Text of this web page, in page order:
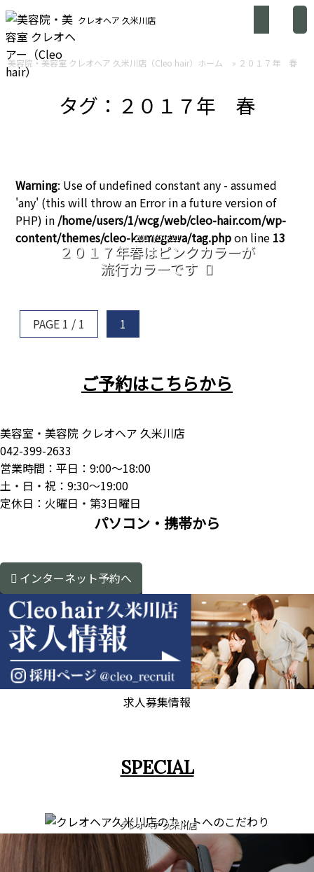
クレオヘア 久米川店
美容院・美容室 クレオヘア 久米川店（Cleo hair）ホーム » ２０１７年 春
タグ：２０１７年 春
Warning: Use of undefined constant any - assumed
'any' (this will throw an Error in a future version of
PHP) in /home/users/1/wcg/web/cleo-hair.com/wp-
content/themes/cleo-kumegawa/tag.phpon line 13
2017/01/21
２０１７年春はピンクカラーが
流行カラーです
PAGE 1 / 1 1
ご予約はこちらから
美容室・美容院 クレオヘア 久米川店
042-399-2633
営業時間：平日：9:00～18:00
土・日・祝：9:30～19:00
定休日：火曜日・第3日曜日
パソコン・携帯から
インターネット予約へ
求人募集情報
SPECIAL
クレオヘア 久米川店
カットへのこだわり